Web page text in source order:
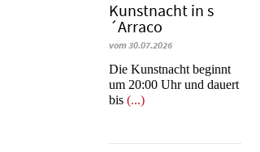
Kunstnacht in s
´Arraco
vom 30.07.2026
Die Kunstnacht beginnt
um 20:00 Uhr und dauert
bis (...)